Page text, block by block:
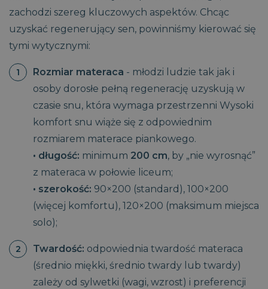
zachodzi szereg kluczowych aspektów. Chcąc
uzyskać regenerujący sen, powinniśmy kierować się
tymi wytycznymi:
Rozmiar materaca - młodzi ludzie tak jak i
osoby dorosłe pełną regenerację uzyskują w
czasie snu, która wymaga przestrzenni Wysoki
komfort snu wiąże się z odpowiednim
rozmiarem materace piankowego.
• długość: minimum 200 cm, by „nie wyrosnąć”
z materaca w połowie liceum;
• szerokość: 90×200 (standard), 100×200
(więcej komfortu), 120×200 (maksimum miejsca
solo);
Twardość: odpowiednia twardość materaca
(średnio miękki, średnio twardy lub twardy)
zależy od sylwetki (wagi, wzrost) i preferencji